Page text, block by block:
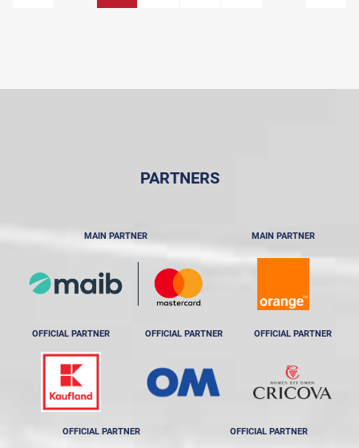
PARTNERS
MAIN PARTNER MAIN PARTNER
OFFICIAL PARTNER OFFICIAL PARTNER OFFICIAL PARTNER
OFFICIAL PARTNER OFFICIAL PARTNER